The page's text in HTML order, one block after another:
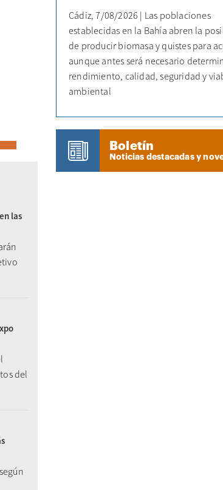
las
del
Cádiz, 7/08/2026 | Las poblaciones
establecidas en la Bahía abren la
de producir biomasa y quistes para
aunque antes será necesario
rendimiento, calidad, seguridad y
ambiental
Boletín
Noticias destacadas y